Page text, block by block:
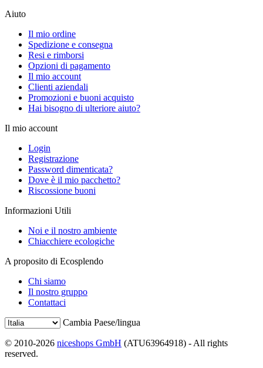
Aiuto
Il mio ordine
Spedizione e consegna
Resi e rimborsi
Opzioni di pagamento
Il mio account
Clienti aziendali
Promozioni e buoni acquisto
Hai bisogno di ulteriore aiuto?
Il mio account
Login
Registrazione
Password dimenticata?
Dove è il mio pacchetto?
Riscossione buoni
Informazioni Utili
Noi e il nostro ambiente
Chiacchiere ecologiche
A proposito di Ecosplendo
Chi siamo
Il nostro gruppo
Contattaci
Cambia Paese/lingua
© 2010-2026 niceshops GmbH (ATU63964918) - All rights
reserved.